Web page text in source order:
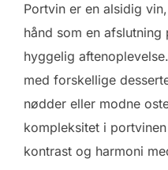
Portvin er en alsidig
hånd som en
hyggelig
med forskellige
nødder eller modne
kompleksitet i
kontrast og harmoni